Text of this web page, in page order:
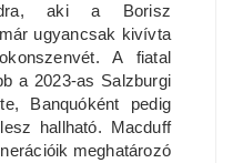
aki a Borisz
ugyancsak kivívta
A fiatal
a 2023-as Salzburgi
Banquóként pedig
hallható. Macduff
meghatározó